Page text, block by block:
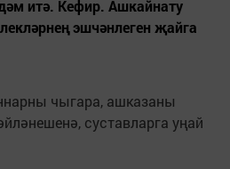
итә. Кефир. Ашкайнату
эшчәнлеген җайга
чыгара, ашказаны
суставларга уңай